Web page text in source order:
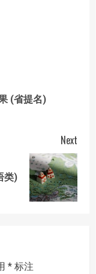
(省提名)
Next
类)
* 标注